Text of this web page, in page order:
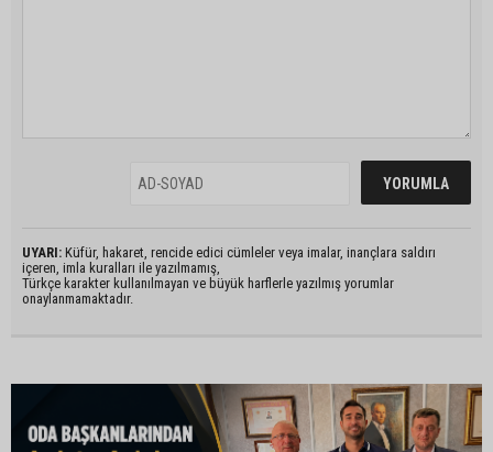
UYARI: Küfür, hakaret, rencide edici cümleler veya imalar, inançlara saldırı
içeren, imla kuralları ile yazılmamış,
Türkçe karakter kullanılmayan ve büyük harflerle yazılmış yorumlar
onaylanmamaktadır.